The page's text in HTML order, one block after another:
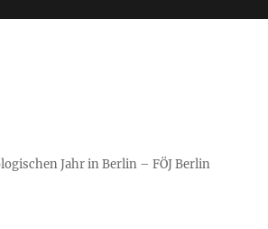
Jahr in Berlin – FÖJ Berlin